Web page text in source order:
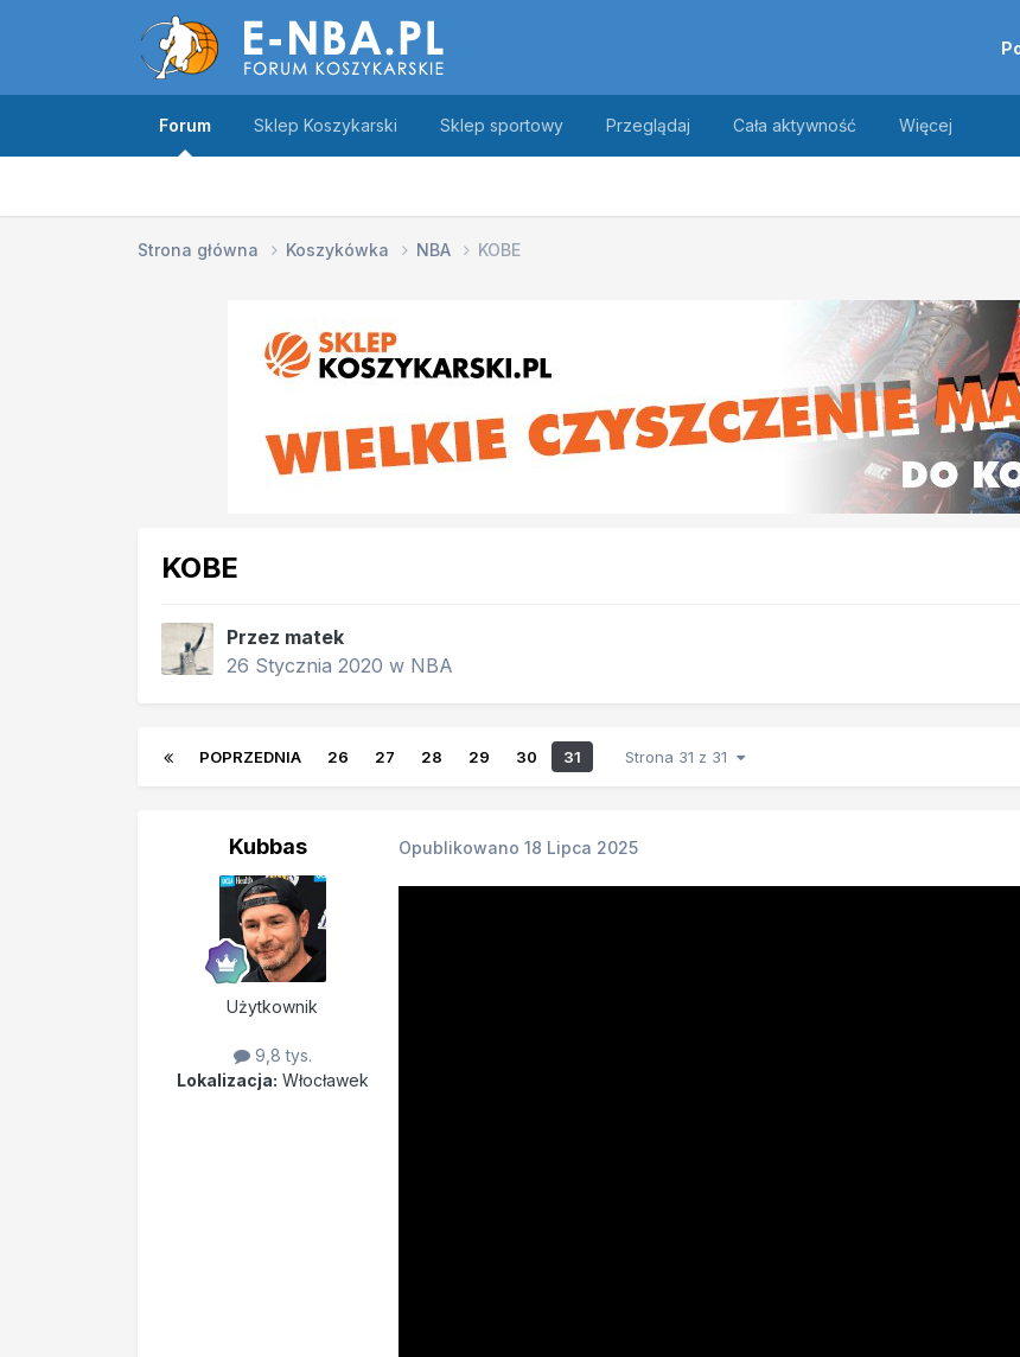
Forum Sklep Koszykarski Sklep sportowy Przeglądaj Cała aktywność Więcej
Strona główna Koszykówka NBA KOBE
KOBE
Przez matek
26 Stycznia 2020 w NBA
POPRZEDNIA 26 27 28 29 30 31 Strona 31 z 31
Kubbas
Użytkownik
9,8 tys.
Lokalizacja: Włocławek
Opublikowano 18 Lipca 2025